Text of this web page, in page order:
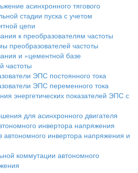
асинхронного тягового
стадии пуска с учетом
цепи
к преобразователям частоты
преобразователей частоты
и »цементной базе
частоты
ЭПС постоянного тока
ЭПС переменного тока
энергетических показателей ЭПС с
для асинхронного двигателя
инвертора напряжения
автономного инвертора напряжения и
коммутации автономного